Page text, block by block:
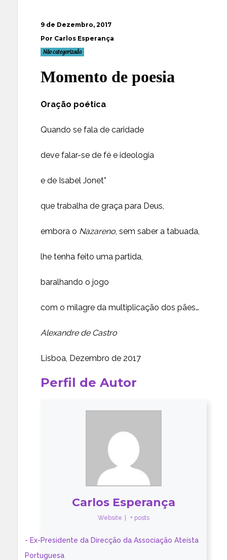
9 de Dezembro, 2017
Por Carlos Esperança
Não categorizado
Momento de poesia
Oração poética
Quando se fala de caridade
deve falar-se de fé e ideologia
e de Isabel Jonet*
que trabalha de graça para Deus,
embora o Nazareno, sem saber a tabuada,
lhe tenha feito uma partida,
baralhando o jogo
com o milagre da multiplicação dos pães…
Alexandre de Castro
Lisboa, Dezembro de 2017
Perfil de Autor
Carlos Esperança
Website + posts
- Ex-Presidente da Direcção da Associação Ateísta
Portuguesa